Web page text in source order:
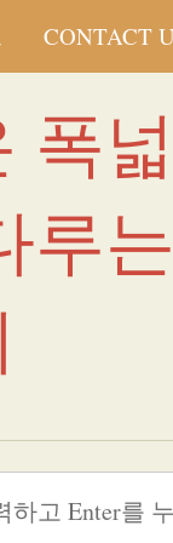
CONTACT
폭
루는